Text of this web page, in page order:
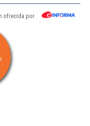
ofrecida por